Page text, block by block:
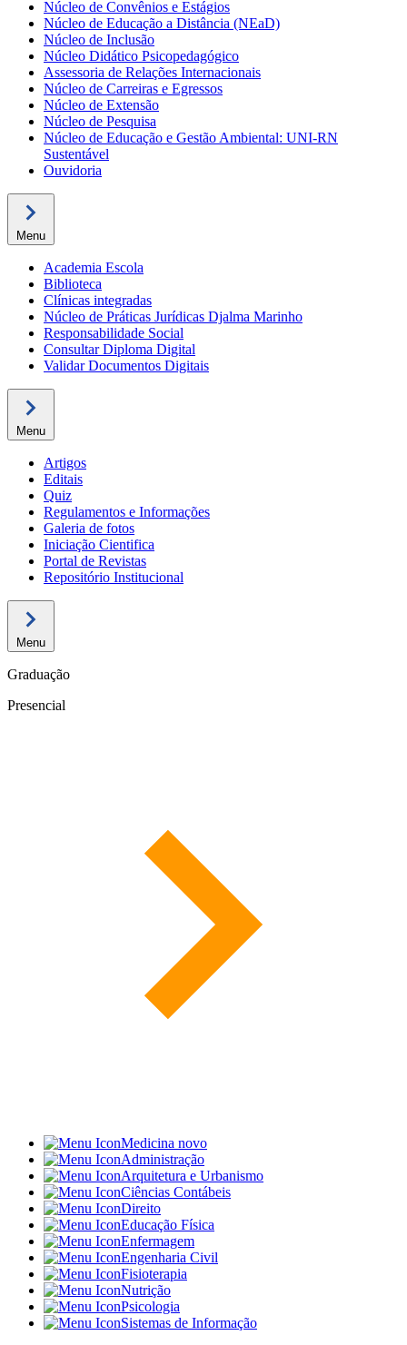
Núcleo de Convênios e Estágios
Núcleo de Educação a Distância (NEaD)
Núcleo de Inclusão
Núcleo Didático Psicopedagógico
Assessoria de Relações Internacionais
Núcleo de Carreiras e Egressos
Núcleo de Extensão
Núcleo de Pesquisa
Núcleo de Educação e Gestão Ambiental: UNI-RN
Sustentável
Ouvidoria
Menu
Academia Escola
Biblioteca
Clínicas integradas
Núcleo de Práticas Jurídicas Djalma Marinho
Responsabilidade Social
Consultar Diploma Digital
Validar Documentos Digitais
Menu
Artigos
Editais
Quiz
Regulamentos e Informações
Galeria de fotos
Iniciação Cientifica
Portal de Revistas
Repositório Institucional
Menu
Graduação
Presencial
Medicina novo
Administração
Arquitetura e Urbanismo
Ciências Contábeis
Direito
Educação Física
Enfermagem
Engenharia Civil
Fisioterapia
Nutrição
Psicologia
Sistemas de Informação